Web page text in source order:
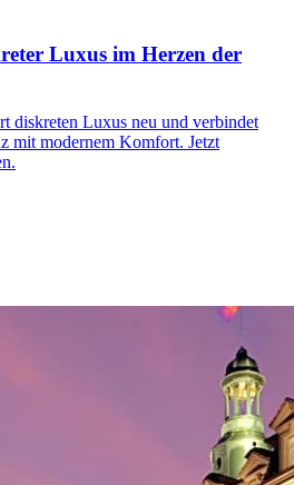
Luxus im Herzen der
diskreten Luxus neu und verbindet
mit modernem Komfort. Jetzt